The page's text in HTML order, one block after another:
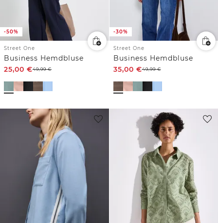
-50%
Street One
Business Hemdbluse
25,00 €49,99€
-30%
Street One
Business Hemdbluse
35,00 €49,99€